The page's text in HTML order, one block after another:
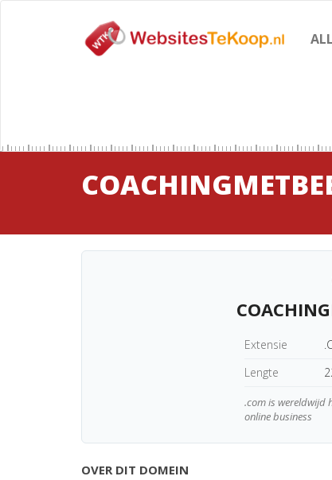
Extensie
Lengte
.com is wereldwijd
online business
OVER DIT DOMEIN